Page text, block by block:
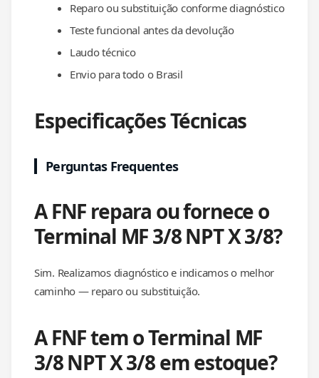
Reparo ou substituição conforme diagnóstico
Teste funcional antes da devolução
Laudo técnico
Envio para todo o Brasil
Especificações Técnicas
Perguntas Frequentes
A FNF repara ou fornece o
Terminal MF 3/8 NPT X 3/8?
Sim. Realizamos diagnóstico e indicamos o melhor
caminho — reparo ou substituição.
A FNF tem o Terminal MF
3/8 NPT X 3/8 em estoque?